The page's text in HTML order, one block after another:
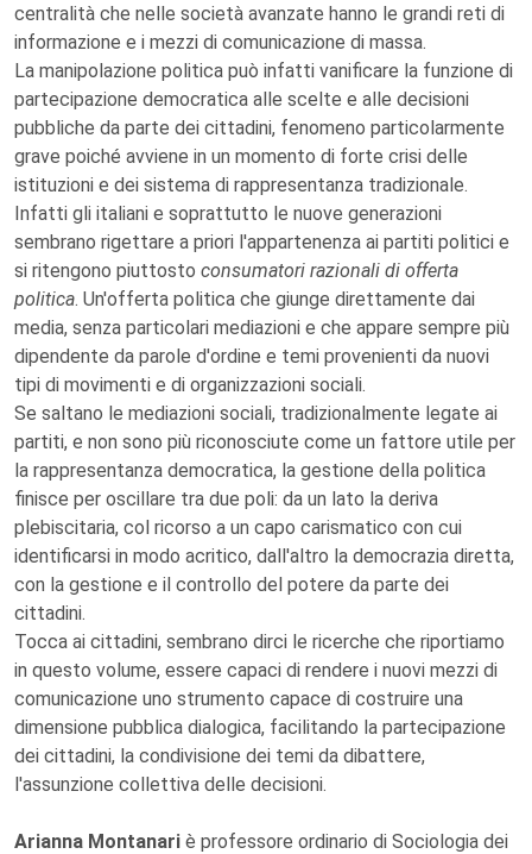
centralità che nelle società avanzate hanno le grandi reti di
informazione e i mezzi di comunicazione di massa.
La manipolazione politica può infatti vanificare la funzione di
partecipazione democratica alle scelte e alle decisioni
pubbliche da parte dei cittadini, fenomeno particolarmente
grave poiché avviene in un momento di forte crisi delle
istituzioni e dei sistema di rappresentanza tradizionale.
Infatti gli italiani e soprattutto le nuove generazioni
sembrano rigettare a priori l'appartenenza ai partiti politici e
si ritengono piuttosto consumatori razionali di offerta
politica. Un'offerta politica che giunge direttamente dai
media, senza particolari mediazioni e che appare sempre più
dipendente da parole d'ordine e temi provenienti da nuovi
tipi di movimenti e di organizzazioni sociali.
Se saltano le mediazioni sociali, tradizionalmente legate ai
partiti, e non sono più riconosciute come un fattore utile per
la rappresentanza democratica, la gestione della politica
finisce per oscillare tra due poli: da un lato la deriva
plebiscitaria, col ricorso a un capo carismatico con cui
identificarsi in modo acritico, dall'altro la democrazia diretta,
con la gestione e il controllo del potere da parte dei
cittadini.
Tocca ai cittadini, sembrano dirci le ricerche che riportiamo
in questo volume, essere capaci di rendere i nuovi mezzi di
comunicazione uno strumento capace di costruire una
dimensione pubblica dialogica, facilitando la partecipazione
dei cittadini, la condivisione dei temi da dibattere,
l'assunzione collettiva delle decisioni.
Arianna Montanari è professore ordinario di Sociologia dei